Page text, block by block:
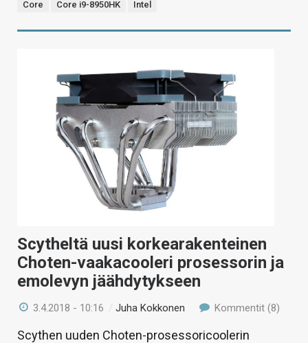
Core Core i9-8950HK Intel
Scytheltä uusi korkearakenteinen
Choten-vaakacooleri prosessorin ja
emolevyn jäähdytykseen
3.4.2018 - 10:16 /Juha Kokkonen Kommentit (8)
Scythen uuden Choten-prosessoricoolerin